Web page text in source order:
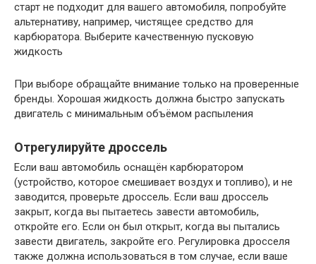
старт не подходит для вашего автомобиля, попробуйте
альтернативу, например, чистящее средство для
карбюратора. Выберите качественную пусковую
жидкость
При выборе обращайте внимание только на проверенные
бренды. Хорошая жидкость должна быстро запускать
двигатель с минимальным объёмом распыления
Отрегулируйте дроссель
Если ваш автомобиль оснащён карбюратором
(устройство, которое смешивает воздух и топливо), и не
заводится, проверьте дроссель. Если ваш дроссель
закрыт, когда вы пытаетесь завести автомобиль,
откройте его. Если он был открыт, когда вы пытались
завести двигатель, закройте его. Регулировка дросселя
также должна использоваться в том случае, если ваше